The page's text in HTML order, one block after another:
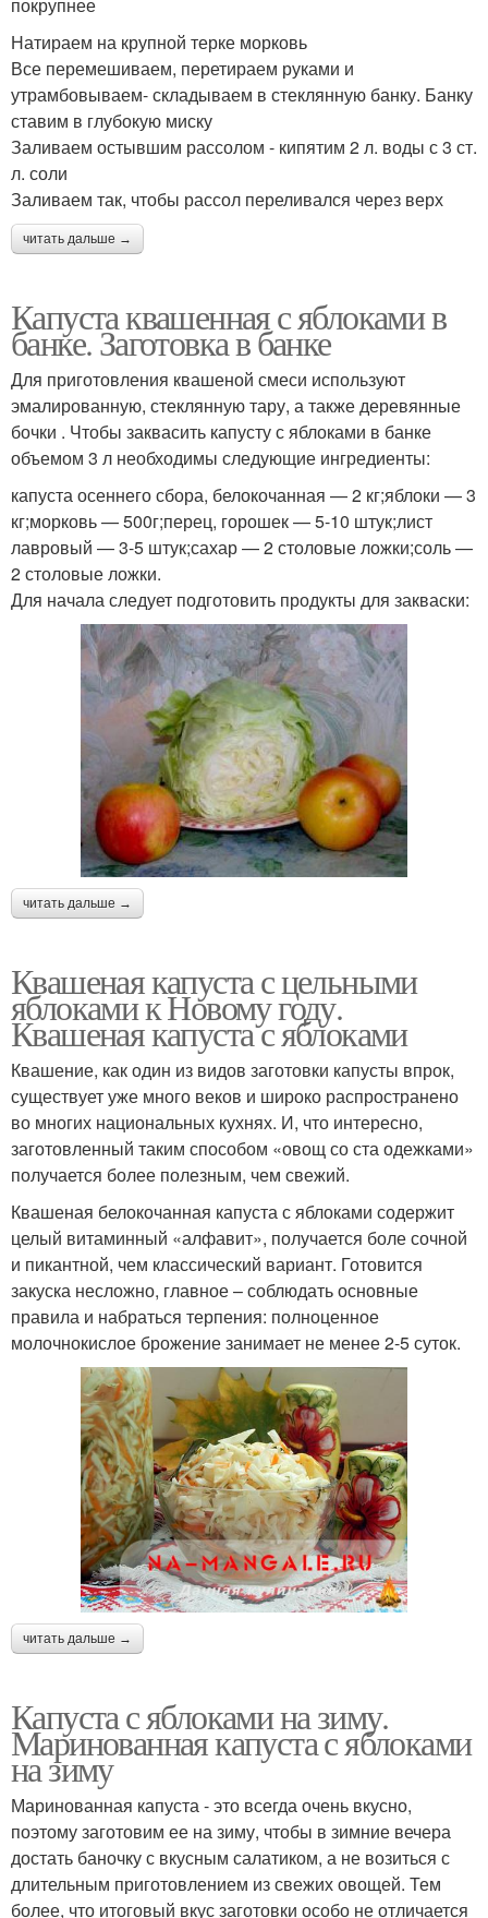
Натираем на крупной терке морковь
Все перемешиваем, перетираем руками и
утрамбовываем- складываем в стеклянную банку. Банку
ставим в глубокую миску
Заливаем остывшим рассолом - кипятим 2 л. воды с 3 ст.
л. соли
Заливаем так, чтобы рассол переливался через верх
читать дальше →
Капуста квашенная с яблоками в
банке. Заготовка в банке
Для приготовления квашеной смеси используют
эмалированную, стеклянную тару, а также деревянные
бочки . Чтобы заквасить капусту с яблоками в банке
объемом 3 л необходимы следующие ингредиенты:
капуста осеннего сбора, белокочанная — 2 кг;яблоки — 3
кг;морковь — 500г;перец, горошек — 5-10 штук;лист
лавровый — 3-5 штук;сахар — 2 столовые ложки;соль —
2 столовые ложки.
Для начала следует подготовить продукты для закваски:
читать дальше →
Квашеная капуста с цельными
яблоками к Новому году.
Квашеная капуста с яблоками
Квашение, как один из видов заготовки капусты впрок,
существует уже много веков и широко распространено
во многих национальных кухнях. И, что интересно,
заготовленный таким способом «овощ со ста одежками»
получается более полезным, чем свежий.
Квашеная белокочанная капуста с яблоками содержит
целый витаминный «алфавит», получается боле сочной
и пикантной, чем классический вариант. Готовится
закуска несложно, главное – соблюдать основные
правила и набраться терпения: полноценное
молочнокислое брожение занимает не менее 2-5 суток.
читать дальше →
Капуста с яблоками на зиму.
Маринованная капуста с яблоками
на зиму
Маринованная капуста - это всегда очень вкусно,
поэтому заготовим ее на зиму, чтобы в зимние вечера
достать баночку с вкусным салатиком, а не возиться с
длительным приготовлением из свежих овощей. Тем
более, что итоговый вкус заготовки особо не отличается